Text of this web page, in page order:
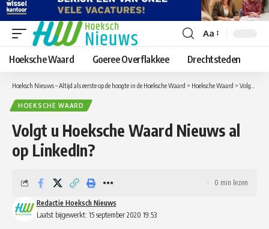
Lettergrootte
aanpassen
Aa
Hoeksche Waard Goeree Overflakkee Drechtsteden
Hoeksch Nieuws – Altijd als eerste op de hoogte in de Hoeksche Waard > Hoeksche Waard > Volgt u Hoeksche Waard Nieuws al op LinkedIn?
HOEKSCHE WAARD
Volgt u Hoeksche Waard Nieuws al
op LinkedIn?
Laatst bijgewerkt: 15 september 2020 19:53
Redactie Hoeksch Nieuws
0 min lezen